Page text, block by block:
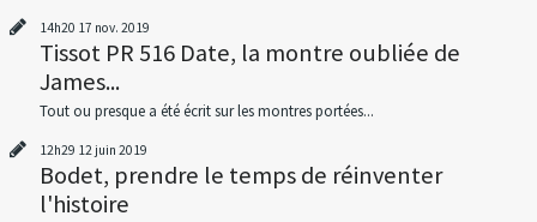
14h20 17 nov. 2019
Tissot PR 516 Date, la montre oubliée de
James...
Tout ou presque a été écrit sur les montres portées...
12h29 12 juin 2019
Bodet, prendre le temps de réinventer
l'histoire